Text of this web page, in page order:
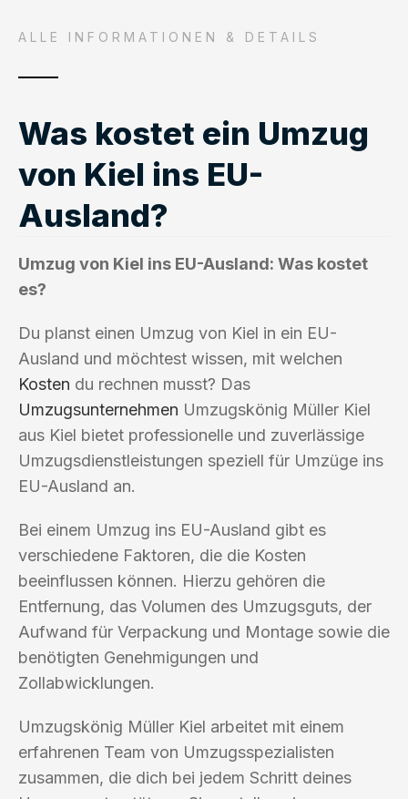
ALLE INFORMATIONEN & DETAILS
Was kostet ein Umzug
von Kiel ins EU-
Ausland?
Umzug von Kiel ins EU-Ausland: Was kostet
es?
Du planst einen Umzug von Kiel in ein EU-
Ausland und möchtest wissen, mit welchen
Kosten du rechnen musst? Das
Umzugsunternehmen Umzugskönig Müller Kiel
aus Kiel bietet professionelle und zuverlässige
Umzugsdienstleistungen speziell für Umzüge ins
EU-Ausland an.
Bei einem Umzug ins EU-Ausland gibt es
verschiedene Faktoren, die die Kosten
beeinflussen können. Hierzu gehören die
Entfernung, das Volumen des Umzugsguts, der
Aufwand für Verpackung und Montage sowie die
benötigten Genehmigungen und
Zollabwicklungen.
Umzugskönig Müller Kiel arbeitet mit einem
erfahrenen Team von Umzugsspezialisten
zusammen, die dich bei jedem Schritt deines